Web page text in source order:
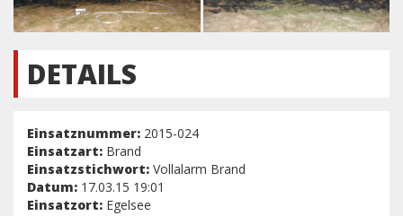
DETAILS
Einsatznummer: 2015-024
Einsatzart: Brand
Einsatzstichwort: Vollalarm Brand
Datum: 17.03.15 19:01
Einsatzort: Egelsee